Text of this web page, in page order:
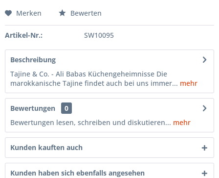
Merken Bewerten
Artikel-Nr.: SW10095
Beschreibung
Tajine & Co. - Ali Babas Küchengeheimnisse Die
marokkanische Tajine findet auch bei uns immer... mehr
Bewertungen
0
Bewertungen lesen, schreiben und diskutieren... mehr
Kunden kauften auch
Kunden haben sich ebenfalls angesehen